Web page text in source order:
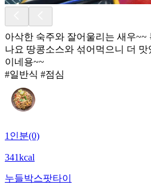
아삭한 숙주와 잘어울리는 새우
나요 땅콩소스와 섞어먹으니 더
이네용~~
#일반식 #점심
1인분(0)
341kcal
누들박스팟타이